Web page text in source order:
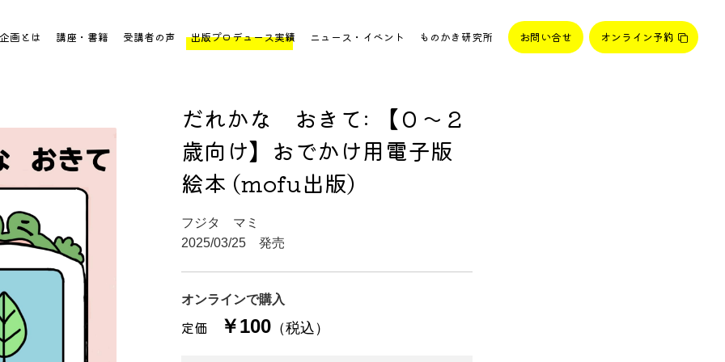
画とは 講座・書籍 受講者の声 出版プロデュース実績 ニュース・イベント ものかき研究所 お問い合せ オンライン予約
だれかな おきて: 【０〜２
歳向け】おでかけ用電子版
絵本 (mofu出版)
フジタ マミ
2025/03/25 発売
オンラインで購入
定価 ￥100 （税込）